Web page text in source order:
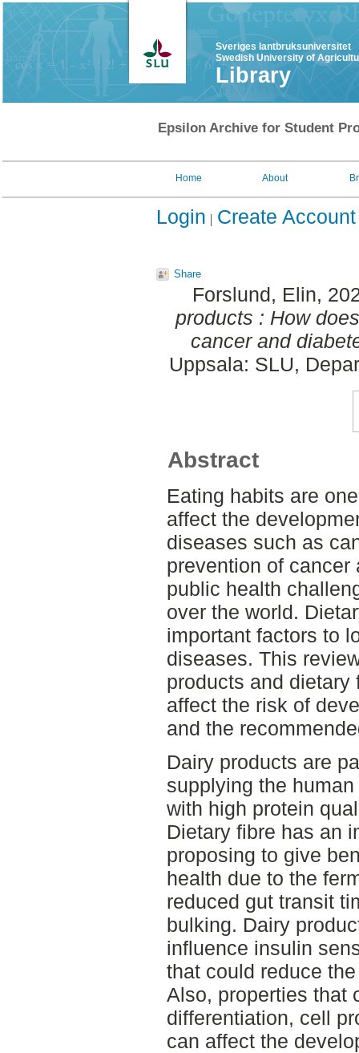
Sveriges lantbruksuniversitet
Swedish University of
Library
Epsilon Archive for Student
Home About
Login Create Account
Share
Forslund, Elin,
products : How
cancer and
Uppsala: SLU,
Abstract
Eating habits are
affect the
diseases such as
prevention of
public health
over the world.
important factors to
diseases. This
products and
affect the risk of
and the
Dairy products are
supplying the
with high protein
Dietary fibre has an
proposing to give
health due to the
reduced gut transit
bulking. Dairy
influence insulin
that could reduce
Also, properties that
differentiation, cell
can affect the